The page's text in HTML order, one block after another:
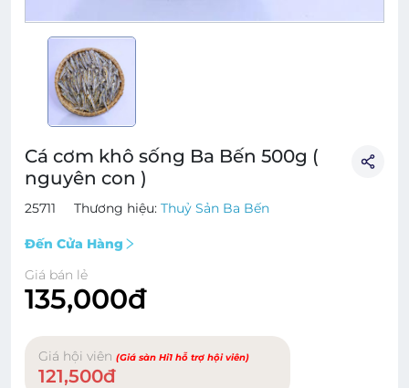
Cá cơm khô sống Ba Bến 500g (
nguyên con )
25711 Thương hiệu: Thuỷ Sản Ba Bến
Đến Cửa Hàng
Giá bán lẻ
135,000đ
Giá hội viên (Giá sàn Hi1 hỗ trợ hội viên)
121,500đ